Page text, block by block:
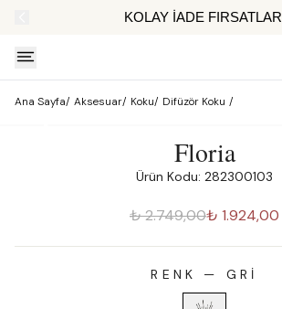
KOLAY İADE FIRSATLARI
Ana Sayfa/ Aksesuar/ Koku/ Difüzör Koku /
Floria
Ürün Kodu: 282300103
₺ 2.749,00₺ 1.924,00
RENK — GRI